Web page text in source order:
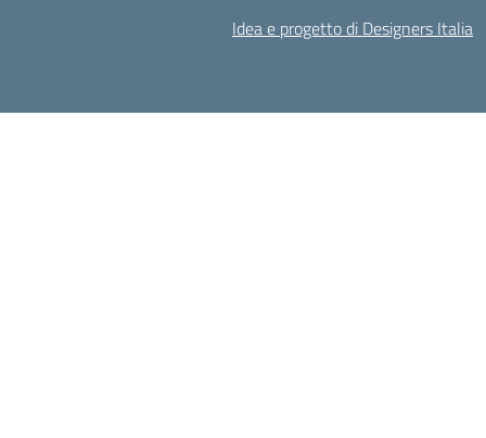
Idea e progetto di Designers Italia